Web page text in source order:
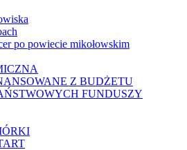
po powiecie mikołowskim
Z BUDŻETU
FUNDUSZY